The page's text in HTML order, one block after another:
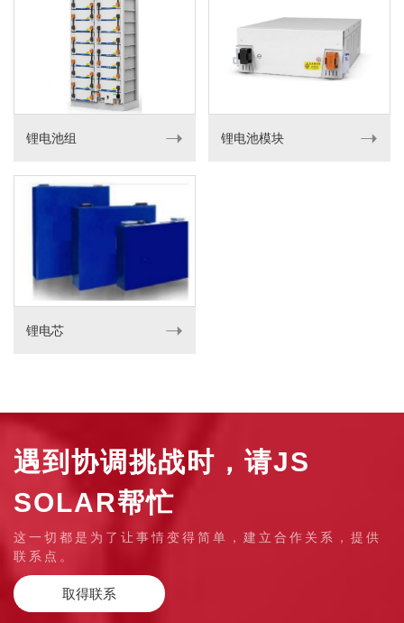
锂电池组 ➝ 锂电池模块 ➝
锂电芯 ➝
遇到协调挑战时，请JS
SOLAR帮忙
这一切都是为了让事情变得简单，建立合作关系，提供
联系点。
取得联系